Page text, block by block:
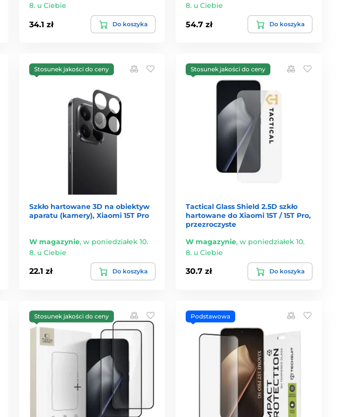
8. u Ciebie
34.1 zł Do koszyka
8. u Ciebie
54.7 zł Do koszyka
Stosunek jakości do ceny
Szkło hartowane 3D na obiektyw
aparatu (kamery), Xiaomi 15T Pro
W magazynie, w poniedziałek 10.
8. u Ciebie
22.1 zł Do koszyka
Stosunek jakości do ceny
Tactical Glass Shield 2.5D szkło
hartowane do Xiaomi 15T / 15T Pro,
przezroczyste
W magazynie,w poniedziałek 10.
8. u Ciebie
30.7 zł Do koszyka
Stosunek jakości do ceny Podstawowa